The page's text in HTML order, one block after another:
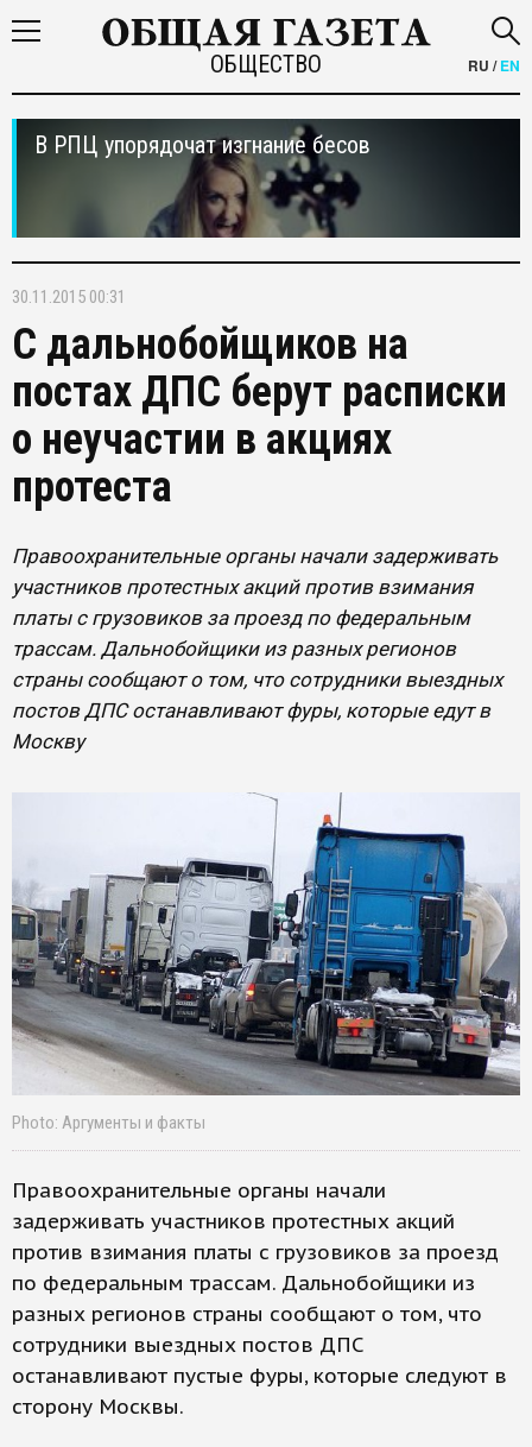
ОБЩЕСТВО RU /EN
В РПЦ упорядочат изгнание бесов
30.11.2015 00:31
С дальнобойщиков на
постах ДПС берут расписки
о неучастии в акциях
протеста
Правоохранительные органы начали задерживать
участников протестных акций против взимания
платы с грузовиков за проезд по федеральным
трассам. Дальнобойщики из разных регионов
страны сообщают о том, что сотрудники выездных
постов ДПС останавливают фуры, которые едут в
Москву
Photo: Аргументы и факты
Правоохранительные органы начали
задерживать участников протестных акций
против взимания платы с грузовиков за проезд
по федеральным трассам. Дальнобойщики из
разных регионов страны сообщают о том, что
сотрудники выездных постов ДПС
останавливают пустые фуры, которые следуют в
сторону Москвы.